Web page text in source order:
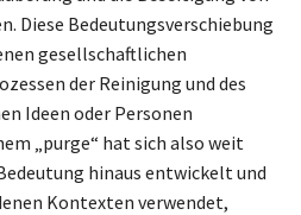
Diese Bedeutungsverschiebung
gesellschaftlichen
der Reinigung und des
Ideen oder Personen
„purge“ hat sich also weit
hinaus entwickelt und
Kontexten verwendet,